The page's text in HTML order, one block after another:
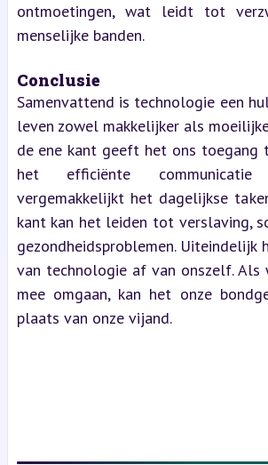
ontmoetingen, wat leidt tot
menselijke banden.
Conclusie
Samenvattend is technologie een
leven zowel makkelijker als
de ene kant geeft het ons toegang
het efficiënte
vergemakkelijkt het dagelijkse
kant kan het leiden tot verslaving,
gezondheidsproblemen. Uiteindelijk
van technologie af van onszelf. Als
mee omgaan, kan het onze
plaats van onze vijand.